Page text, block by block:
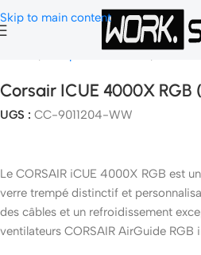
Skip to main content
Composants Gamer Boitier
Corsair ICUE 4000X RGB
UGS : CC-9011204-WW
Le CORSAIR iCUE 4000X RGB est
verre trempé distinctif et
des câbles et un refroidissement
ventilateurs CORSAIR AirGuide RGB